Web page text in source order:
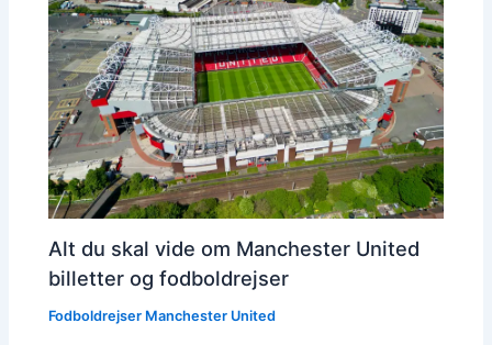
Alt du skal vide om Manchester United
billetter og fodboldrejser
Fodboldrejser Manchester United